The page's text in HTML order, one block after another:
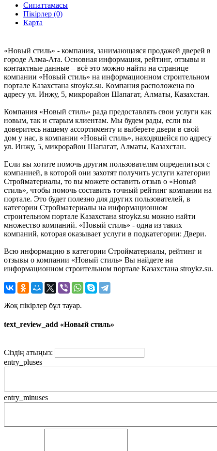
Сипаттамасы
Пікірлер (0)
Карта
«Новый стиль» - компания, занимающаяся продажей дверей в
городе Алма-Ата. Основная информация, рейтинг, отзывы и
контактные данные – всё это можно найти на странице
компании «Новый стиль» на информационном строительном
портале Казахстана stroykz.su. Компания расположена по
адресу ул. Инжу, 5, микрорайон Шапагат, Алматы, Казахстан.
Компания «Новый стиль» рада предоставлять свои услуги как
новым, так и старым клиентам. Мы будем рады, если вы
доверитесь нашему ассортименту и выберете двери в свой
дом у нас, в компании «Новый стиль», находящейся по адресу
ул. Инжу, 5, микрорайон Шапагат, Алматы, Казахстан.
Если вы хотите помочь другим пользователям определиться с
компанией, в которой они захотят получить услуги категории
Стройматериалы, то вы можете оставить отзыв о «Новый
стиль», чтобы помочь составить точный рейтинг компании на
портале. Это будет полезно для других пользователей, в
категории Стройматериалы на информационном
строительном портале Казахстана stroykz.su можно найти
множество компаний. «Новый стиль» - одна из таких
компаний, которая оказывает услуги в подкатегории: Двери.
Всю информацию в категории Стройматериалы, рейтинг и
отзывы о компании «Новый стиль» Вы найдете на
информационном строительном портале Казахстана stroykz.su.
Жоқ пікірлер бұл тауар.
text_review_add «Новый стиль»
Сіздің атыңыз:
entry_pluses
entry_minuses